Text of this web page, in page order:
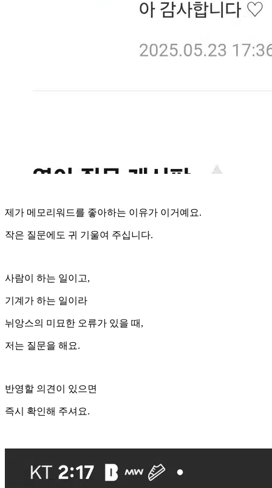
제가 메모리워드를 좋아하는 이유가 이거예요.
작은 질문에도 귀 기울여 주십니다.
사람이 하는 일이고,
기계가 하는 일이라
뉘앙스의 미묘한 오류가 있을 때,
저는 질문을 해요.
반영할 의견이 있으면
즉시 확인해 주셔요.